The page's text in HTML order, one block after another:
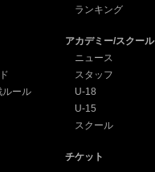
ランキング
ルール
アカデミー/スクール
ニュース
スタッフ
U-18
U-15
スクール
チケット